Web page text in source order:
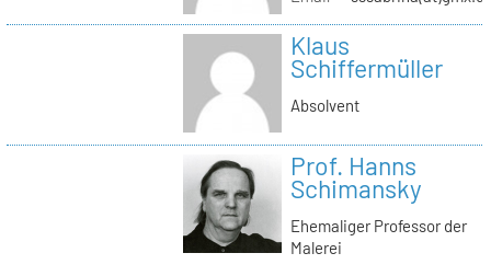
Klaus
Schiffermüller
Absolvent
Prof. Hanns
Schimansky
Ehemaliger Professor der
Malerei